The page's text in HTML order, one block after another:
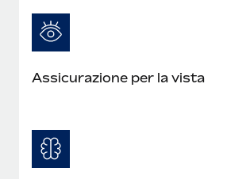
Assicurazione per la vista